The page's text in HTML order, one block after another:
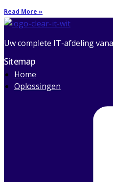
Read More »
Uw complete IT-afdeling
Sitemap
Home
Oplossingen